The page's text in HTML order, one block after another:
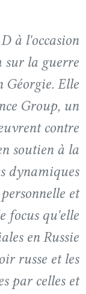
à l'occasion
sur la guerre
Géorgie. Elle
Group, un
contre
soutien à la
dynamiques
et
focus qu'elle
en Russie
russe et les
par celles et